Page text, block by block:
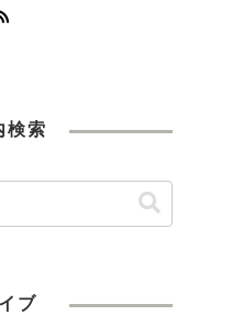
検索
ブ